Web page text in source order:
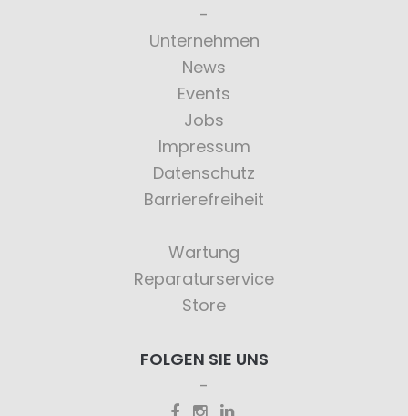
Unternehmen
News
Events
Jobs
Impressum
Datenschutz
Barrierefreiheit
Wartung
Reparaturservice
Store
FOLGEN SIE UNS